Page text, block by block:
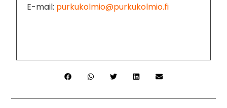
E-mail: purkukolmio@purkukolmio.fi